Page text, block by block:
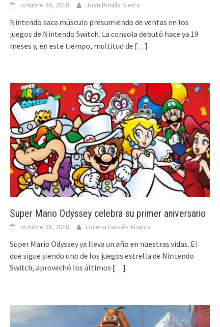
octubre 30, 2018 Josu Bonilla Sierra
Nintendo saca músculo presumiendo de ventas en los
juegos de Nintendo Switch. La consola debutó hace ya 19
meses y, en este tiempo, multitud de […]
Super Mario Odyssey celebra su primer aniversario
octubre 28, 2018 Lorena Garcés Abarca
Super Mario Odyssey ya lleva un año en nuestras vidas. El
que sigue siendo uno de los juegos estrella de Nintendo
Switch, aprovechó los últimos […]